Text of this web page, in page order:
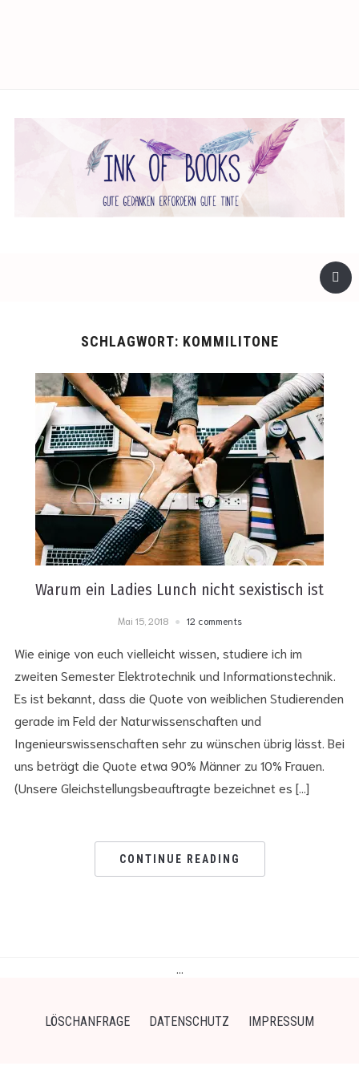
SCHLAGWORT: KOMMILITONE
Warum ein Ladies Lunch nicht sexistisch ist
Mai 15, 2018 12 comments
Wie einige von euch vielleicht wissen, studiere ich im
zweiten Semester Elektrotechnik und Informationstechnik.
Es ist bekannt, dass die Quote von weiblichen Studierenden
gerade im Feld der Naturwissenschaften und
Ingenieurswissenschaften sehr zu wünschen übrig lässt. Bei
uns beträgt die Quote etwa 90% Männer zu 10% Frauen.
(Unsere Gleichstellungsbeauftragte bezeichnet es […]
CONTINUE READING
LÖSCHANFRAGE DATENSCHUTZ IMPRESSUM